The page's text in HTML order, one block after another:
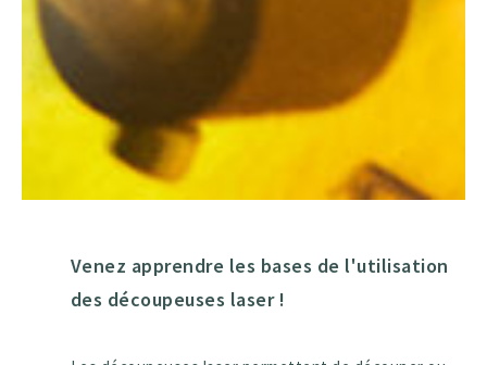
Venez apprendre les bases de l'utilisation
des découpeuses laser !